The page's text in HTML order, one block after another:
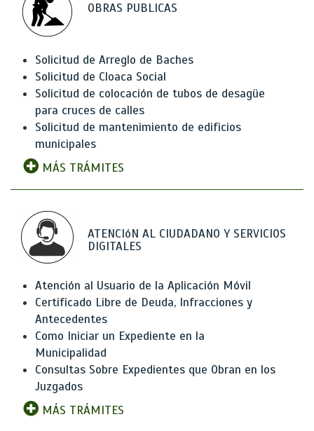
OBRAS PUBLICAS
Solicitud de Arreglo de Baches
Solicitud de Cloaca Social
Solicitud de colocación de tubos de desagüe
para cruces de calles
Solicitud de mantenimiento de edificios
municipales
MÁS TRÁMITES
ATENCIóN AL CIUDADANO Y SERVICIOS
DIGITALES
Atención al Usuario de la Aplicación Móvil
Certificado Libre de Deuda, Infracciones y
Antecedentes
Como Iniciar un Expediente en la
Municipalidad
Consultas Sobre Expedientes que Obran en los
Juzgados
MÁS TRÁMITES